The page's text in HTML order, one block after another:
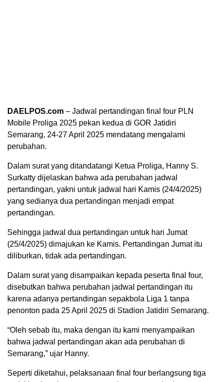
DAELPOS.com – Jadwal pertandingan final four PLN
Mobile Proliga 2025 pekan kedua di GOR Jatidiri
Semarang, 24-27 April 2025 mendatang mengalami
perubahan.
Dalam surat yang ditandatangi Ketua Proliga, Hanny S.
Surkatty dijelaskan bahwa ada perubahan jadwal
pertandingan, yakni untuk jadwal hari Kamis (24/4/2025)
yang sedianya dua pertandingan menjadi empat
pertandingan.
Sehingga jadwal dua pertandingan untuk hari Jumat
(25/4/2025) dimajukan ke Kamis. Pertandingan Jumat itu
diliburkan, tidak ada pertandingan.
Dalam surat yang disampaikan kepada peserta final four,
disebutkan bahwa perubahan jadwal pertandingan itu
karena adanya pertandingan sepakbola Liga 1 tanpa
penonton pada 25 April 2025 di Stadion Jatidiri Semarang.
“Oleh sebab itu, maka dengan itu kami menyampaikan
bahwa jadwal pertandingan akan ada perubahan di
Semarang,” ujar Hanny.
Seperti diketahui, pelaksanaan final four berlangsung tiga